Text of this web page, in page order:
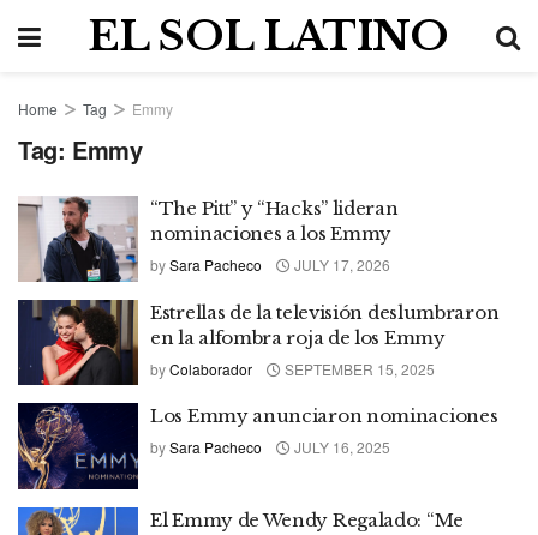
EL SOL LATINO
Home Tag Emmy
Tag: Emmy
“The Pitt” y “Hacks” lideran
nominaciones a los Emmy
bySara Pacheco JULY 17, 2026
Estrellas de la televisión deslumbraron
en la alfombra roja de los Emmy
byColaborador SEPTEMBER 15, 2025
Los Emmy anunciaron nominaciones
bySara Pacheco JULY 16, 2025
El Emmy de Wendy Regalado: “Me